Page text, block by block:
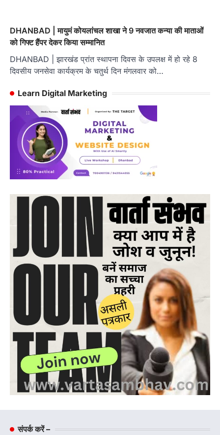
DHANBAD | मायुमं कोयलांचल शाखा ने 9 नवजात कन्या की माताओं
को गिफ्ट हैंपर देकर किया सम्मानित
DHANBAD | झारखंड प्रांत स्थापना दिवस के उपलक्ष में हो रहे 8
दिवसीय जनसेवा कार्यक्रम के चतुर्थ दिन मंगलवार को…
Learn Digital Marketing
संपर्क करें –